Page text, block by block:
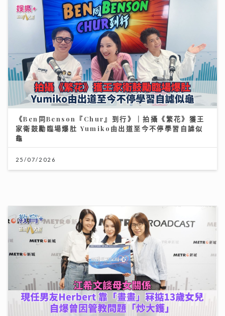
《Ben同Benson『Chur』到行》｜拍攝《繁花》獲王
家衛鼓勵臨場爆肚 Yumiko由出道至今不停學習自謔似
25/07/2026
可連天下父母心｜江希文談母女關係 現任男友Herbert
靠「畫畫」冧掂13歲女兒 自爆曾因管教問題「炒大鑊」
03/08/2026